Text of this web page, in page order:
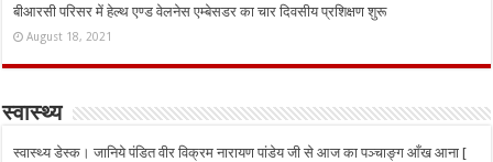
बीआरसी परिसर में हेल्थ एण्ड वेलनेस एम्बेसडर का चार दिवसीय प्रशिक्षण शुरू
August 18, 2021
स्वास्थ्य
स्वास्थ्य डेस्क। जानिये पंडित वीर विक्रम नारायण पांडेय जी से आज का पञ्चाङ्ग आँख आना [